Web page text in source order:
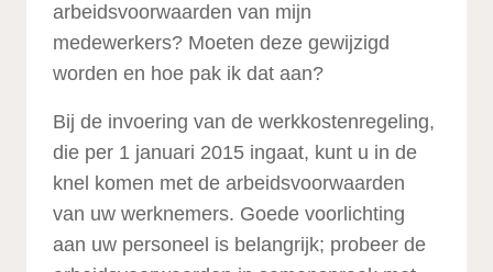
arbeidsvoorwaarden van mijn
medewerkers? Moeten deze gewijzigd
worden en hoe pak ik dat aan?
Bij de invoering van de werkkostenregeling,
die per 1 januari 2015 ingaat, kunt u in de
knel komen met de arbeidsvoorwaarden
van uw werknemers. Goede voorlichting
aan uw personeel is belangrijk; probeer de